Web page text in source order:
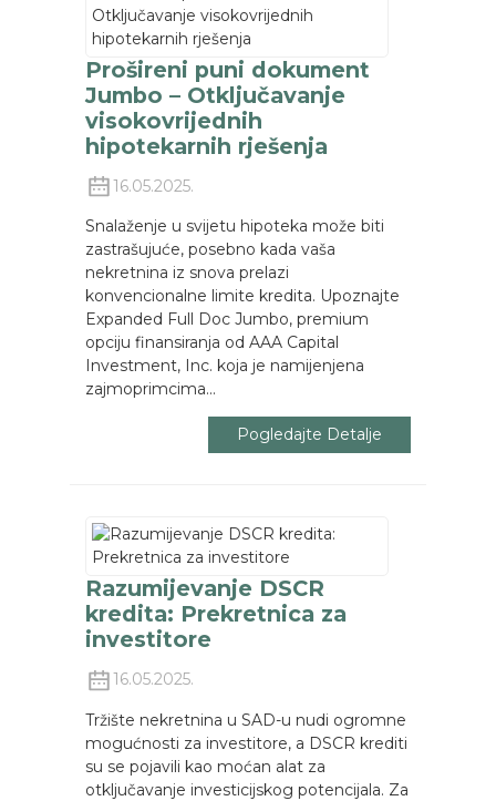
Prošireni puni dokument
Jumbo – Otključavanje
visokovrijednih
hipotekarnih rješenja
16.05.2025.
Snalaženje u svijetu hipoteka može biti
zastrašujuće, posebno kada vaša
nekretnina iz snova prelazi
konvencionalne limite kredita. Upoznajte
Expanded Full Doc Jumbo, premium
opciju finansiranja od AAA Capital
Investment, Inc. koja je namijenjena
zajmoprimcima...
Pogledajte Detalje
Razumijevanje DSCR
kredita: Prekretnica za
investitore
16.05.2025.
Tržište nekretnina u SAD-u nudi ogromne
mogućnosti za investitore, a DSCR krediti
su se pojavili kao moćan alat za
otključavanje investicijskog potencijala. Za